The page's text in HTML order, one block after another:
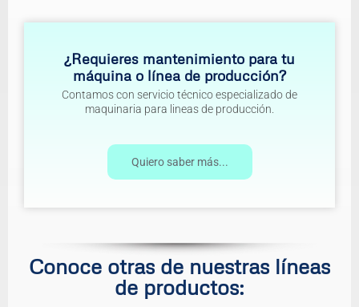
¿Requieres mantenimiento para tu
máquina o línea de producción?
Contamos con servicio técnico especializado de
maquinaria para lineas de producción.
Quiero saber más...
Conoce otras de nuestras líneas
de productos: